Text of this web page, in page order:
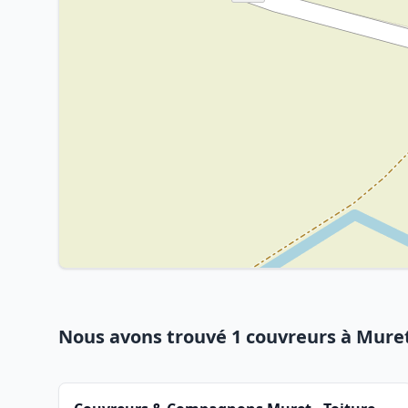
Nous avons trouvé 1 couvreurs à